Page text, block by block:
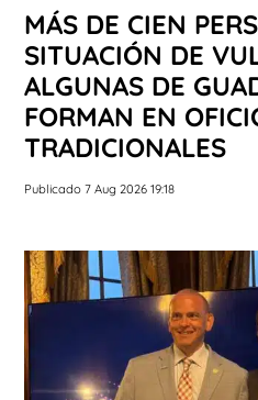
MÁS DE CIEN
SITUACIÓN DE
ALGUNAS DE
FORMAN EN
TRADICIONALES
Publicado 7 Aug 2026 19:18